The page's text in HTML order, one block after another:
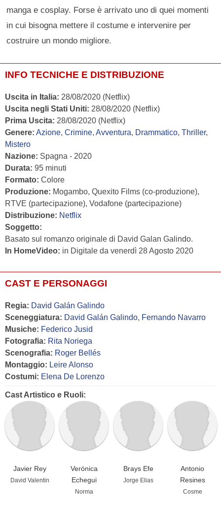
manga e cosplay. Forse è arrivato uno di quei momenti
in cui bisogna mettere il costume e intervenire per
costruire un mondo migliore.
INFO TECNICHE E DISTRIBUZIONE
Uscita in Italia: 28/08/2020 (Netflix)
Uscita negli Stati Uniti: 28/08/2020 (Netflix)
Prima Uscita: 28/08/2020 (Netflix)
Genere: Azione, Crimine, Avventura, Drammatico, Thriller,
Mistero
Nazione: Spagna - 2020
Durata: 95 minuti
Formato: Colore
Produzione: Mogambo, Quexito Films (co-produzione),
RTVE (partecipazione), Vodafone (partecipazione)
Distribuzione: Netflix
Soggetto:
Basato sul romanzo originale di David Galan Galindo.
In HomeVideo: in Digitale da venerdì 28 Agosto 2020
CAST E PERSONAGGI
Regia: David Galán Galindo
Sceneggiatura: David Galán Galindo, Fernando Navarro
Musiche: Federico Jusid
Fotografia: Rita Noriega
Scenografia: Roger Bellés
Montaggio: Leire Alonso
Costumi: Elena De Lorenzo
Cast Artistico e Ruoli:
Javier Rey
David Valentin
Verónica
Echegui
Norma
Brays Efe
Jorge Elias
Antonio
Resines
Cosme